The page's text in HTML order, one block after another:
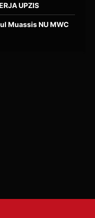
UPZIS
Muassis NU MWC